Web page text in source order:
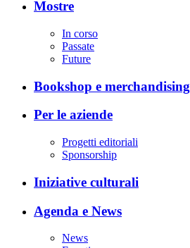
Mostre
In corso
Passate
Future
Bookshop e merchandising
Per le aziende
Progetti editoriali
Sponsorship
Iniziative culturali
Agenda e News
News